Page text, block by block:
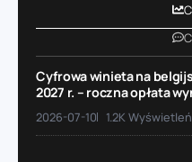
Cyfrowa winieta na
2027 r. – roczna opłata
2026-07-10 1.2K Wyświetleń